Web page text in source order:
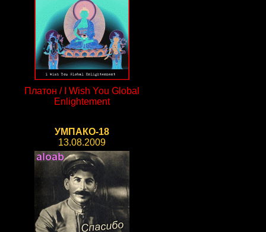
Платон / I Wish You Global
Enlightement
УМПАКО-18
13.08.2009